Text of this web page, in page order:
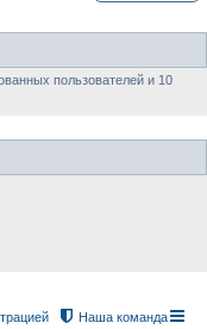
пользователей и 10
Наша команда